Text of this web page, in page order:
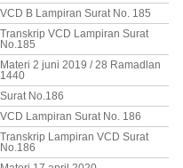
VCD B Lampiran Surat No. 185
Transkrip VCD Lampiran Surat
No.185
Materi 2 juni 2019 / 28 Ramadlan
1440
Surat No.186
VCD Lampiran Surat No. 186
Transkrip Lampiran VCD Surat
No.186